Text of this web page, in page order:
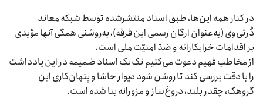
در کنار همه این‌ها، طبق اسناد منتشرشده توسط شبکه معاند
دُر‌تی‌وی (به‌عنوان ارگان رسمی این فرقه)، به‌روشنی همگی آنها مؤیدی
بر اقدامات خرابکارانه و ضدّ امنیّت‌ ملی است.
از مخاطب فهیم دعوت می‌کنیم تک‌تک اسناد ضمیمه در این یادداشت
را با دقت بررسی کند تا روشن شود دیوار حاشا و پنهان‌کاری این
گروهک، چقدر بلند، دروغ‌ساز و مزورانه بنا شده است.